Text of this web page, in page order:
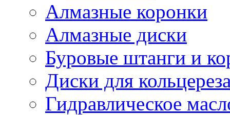
Алмазные коронки
Алмазные диски
Буровые штанги и
Диски для
Гидравлическое